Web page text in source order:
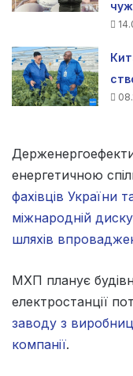
енергетичною
фахівців України
міжнародній
шляхів
МХП планує
електростанції
заводу з
компанії.